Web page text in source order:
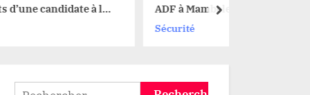
à la
ADF à Mambelenga
next
Rechercher :